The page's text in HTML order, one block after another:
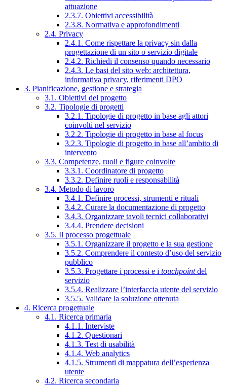
attuazione
2.3.7. Obiettivi accessibilità
2.3.8. Normativa e approfondimenti
2.4. Privacy
2.4.1. Come rispettare la privacy sin dalla
progettazione di un sito o servizio digitale
2.4.2. Richiedi il consenso quando necessario
2.4.3. Le basi del sito web: architettura,
informativa privacy, riferimenti DPO
3. Pianificazione, gestione e strategia
3.1. Obiettivi del progetto
3.2. Tipologie di progetti
3.2.1. Tipologie di progetto in base agli attori
coinvolti nel servizio
3.2.2. Tipologie di progetto in base al focus
3.2.3. Tipologie di progetto in base all’ambito di
intervento
3.3. Competenze, ruoli e figure coinvolte
3.3.1. Coordinatore di progetto
3.3.2. Definire ruoli e responsabilità
3.4. Metodo di lavoro
3.4.1. Definire processi, strumenti e rituali
3.4.2. Curare la documentazione di progetto
3.4.3. Organizzare tavoli tecnici collaborativi
3.4.4. Prendere decisioni
3.5. Il processo progettuale
3.5.1. Organizzare il progetto e la sua gestione
3.5.2. Comprendere il contesto d’uso del servizio
pubblico
3.5.3. Progettare i processi e i touchpointdel
servizio
3.5.4. Realizzare l’interfaccia utente del servizio
3.5.5. Validare la soluzione ottenuta
4. Ricerca progettuale
4.1. Ricerca primaria
4.1.1. Interviste
4.1.2. Questionari
4.1.3. Test di usabilità
4.1.4. Web analytics
4.1.5. Strumenti di mappatura dell’esperienza
utente
4.2. Ricerca secondaria